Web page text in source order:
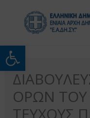
Ανοίξτε
περιεχόμενο
ΟΡΩΝ ΤΟΥ
ΤΕΥΧΟΥΣ